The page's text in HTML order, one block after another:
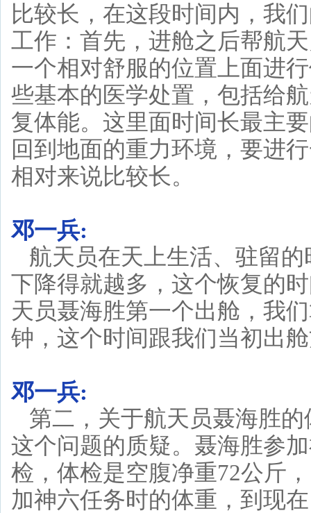
比较长，在这段时间内，我
工作：首先，进舱之后帮航
一个相对舒服的位置上面进
些基本的医学处置，包括给
复体能。这里面时间长最主
回到地面的重力环境，要进
相对来说比较长。
邓一兵:
航天员在天上生活、驻留
下降得就越多，这个恢复的
天员聂海胜第一个出舱，我
钟，这个时间跟我们当初出
邓一兵:
第二，关于航天员聂海胜
这个问题的质疑。聂海胜参
检，体检是空腹净重72公斤
加神六任务时的体重，到现